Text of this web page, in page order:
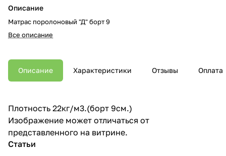
Описание
Матрас поролоновый "Д" борт 9
Все описание
Описание Характеристики Отзывы Оплата
Плотность 22кг/м3.(борт 9см.)
Изображение может отличаться от
представленного на витрине.
Статьи